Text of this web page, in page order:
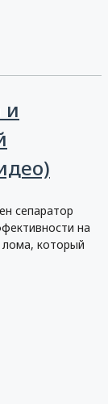
и
сепаратор
на
который